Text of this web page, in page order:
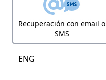
Recuperación con email o
SMS
ENG